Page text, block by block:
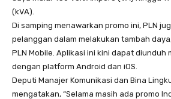
(kVA).
Di samping menawarkan promo ini, PLN
pelanggan dalam melakukan tambah
PLN Mobile. Aplikasi ini kini dapat diunduh
dengan platform Android dan iOS.
Deputi Manajer Komunikasi dan Bina
mengatakan, “Selama masih ada promo